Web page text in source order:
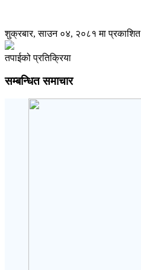
शुक्रबार, साउन ०४, २०८१ मा प्रकाशित
तपाईको प्रतिक्रिया
सम्बन्धित समाचार